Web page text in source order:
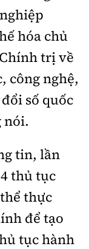
hóa chủ
trị về
công nghệ,
số quốc
nói.
tin, lần
thủ tục
thực
để tạo
tục hành